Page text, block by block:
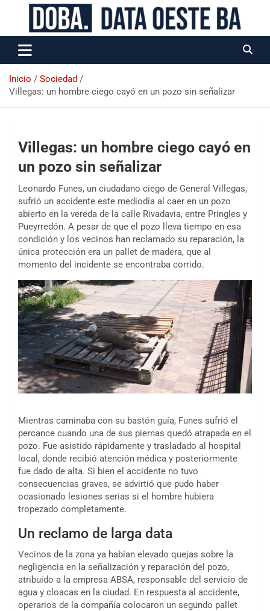
Data Oeste BA
Inicio
Sociedad
Villegas: un hombre ciego cayó en un pozo sin señalizar
Villegas: un hombre ciego cayó en
un pozo sin señalizar
Leonardo Funes, un ciudadano ciego de General Villegas,
sufrió un accidente este mediodía al caer en un pozo
abierto en la vereda de la calle Rivadavia, entre Pringles y
Pueyrredón. A pesar de que el pozo lleva tiempo en esa
condición y los vecinos han reclamado su reparación, la
única protección era un pallet de madera, que al
momento del incidente se encontraba corrido.
Mientras caminaba con su bastón guía, Funes sufrió el
percance cuando una de sus piernas quedó atrapada en el
pozo. Fue asistido rápidamente y trasladado al hospital
local, donde recibió atención médica y posteriormente
fue dado de alta. Si bien el accidente no tuvo
consecuencias graves, se advirtió que pudo haber
ocasionado lesiones serias si el hombre hubiera
tropezado completamente.
Un reclamo de larga data
Vecinos de la zona ya habían elevado quejas sobre la
negligencia en la señalización y reparación del pozo,
atribuido a la empresa ABSA, responsable del servicio de
agua y cloacas en la ciudad. En respuesta al accidente,
operarios de la compañía colocaron un segundo pallet